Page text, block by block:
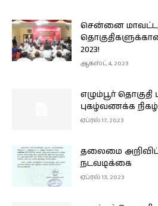
சென்னை
2023!
ஆகஸ்ட் 4, 2023
எழும்பூர் தொகுதி
புகழ்வணக்க
ஏப்ரல் 17, 2023
தலைமை
நடவடிக்கை
ஏப்ரல் 13, 2023